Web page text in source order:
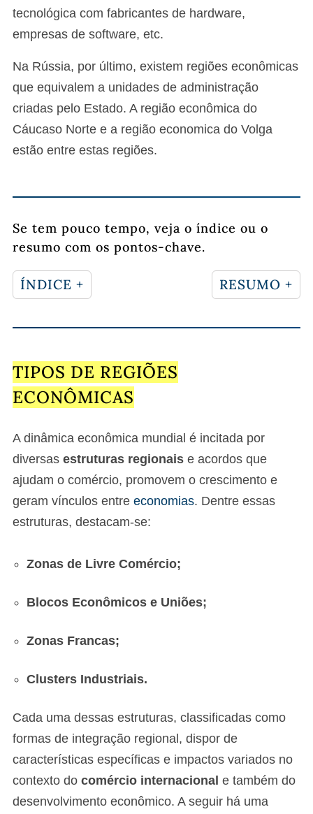
tecnológica com fabricantes de hardware,
empresas de software, etc.
Na Rússia, por último, existem regiões econômicas
que equivalem a unidades de administração
criadas pelo Estado. A região econômica do
Cáucaso Norte e a região economica do Volga
estão entre estas regiões.
Se tem pouco tempo, veja o índice ou o
resumo com os pontos-chave.
ÍNDICE + RESUMO +
TIPOS DE REGIÕES
ECONÔMICAS
A dinâmica econômica mundial é incitada por
diversas estruturas regionais e acordos que
ajudam o comércio, promovem o crescimento e
geram vínculos entre economias. Dentre essas
estruturas, destacam-se:
Zonas de Livre Comércio;
Blocos Econômicos e Uniões;
Zonas Francas;
Clusters Industriais.
Cada uma dessas estruturas, classificadas como
formas de integração regional, dispor de
características específicas e impactos variados no
contexto do comércio internacional e também do
desenvolvimento econômico. A seguir há uma